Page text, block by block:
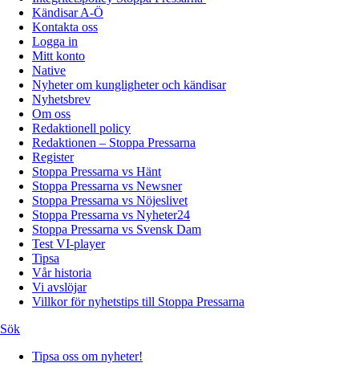
Kändisar A-Ö
Kontakta oss
Logga in
Mitt konto
Native
Nyheter om kungligheter och kändisar
Nyhetsbrev
Om oss
Redaktionell policy
Redaktionen – Stoppa Pressarna
Register
Stoppa Pressarna vs Hänt
Stoppa Pressarna vs Newsner
Stoppa Pressarna vs Nöjeslivet
Stoppa Pressarna vs Nyheter24
Stoppa Pressarna vs Svensk Dam
Test VI-player
Tipsa
Vår historia
Vi avslöjar
Villkor för nyhetstips till Stoppa Pressarna
Sök
Tipsa oss om nyheter!